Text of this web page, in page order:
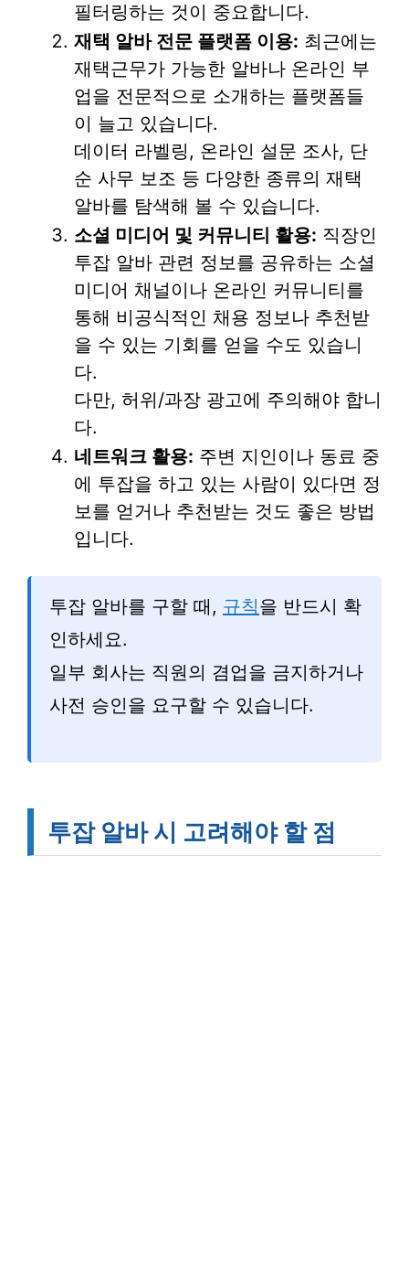
필터링하는 것이 중요합니다.
재택 알바 전문 플랫폼 이용: 최근에는
재택근무가 가능한 알바나 온라인 부
업을 전문적으로 소개하는 플랫폼들
이 늘고 있습니다.
데이터 라벨링, 온라인 설문 조사, 단
순 사무 보조 등 다양한 종류의 재택
알바를 탐색해 볼 수 있습니다.
소셜 미디어 및 커뮤니티 활용: 직장인
투잡 알바 관련 정보를 공유하는 소셜
미디어 채널이나 온라인 커뮤니티를
통해 비공식적인 채용 정보나 추천받
을 수 있는 기회를 얻을 수도 있습니
다.
다만, 허위/과장 광고에 주의해야 합니
다.
네트워크 활용: 주변 지인이나 동료 중
에 투잡을 하고 있는 사람이 있다면 정
보를 얻거나 추천받는 것도 좋은 방법
입니다.
투잡 알바를 구할 때, 규칙을 반드시 확
인하세요.
일부 회사는 직원의 겸업을 금지하거나
사전 승인을 요구할 수 있습니다.
투잡 알바 시 고려해야 할 점